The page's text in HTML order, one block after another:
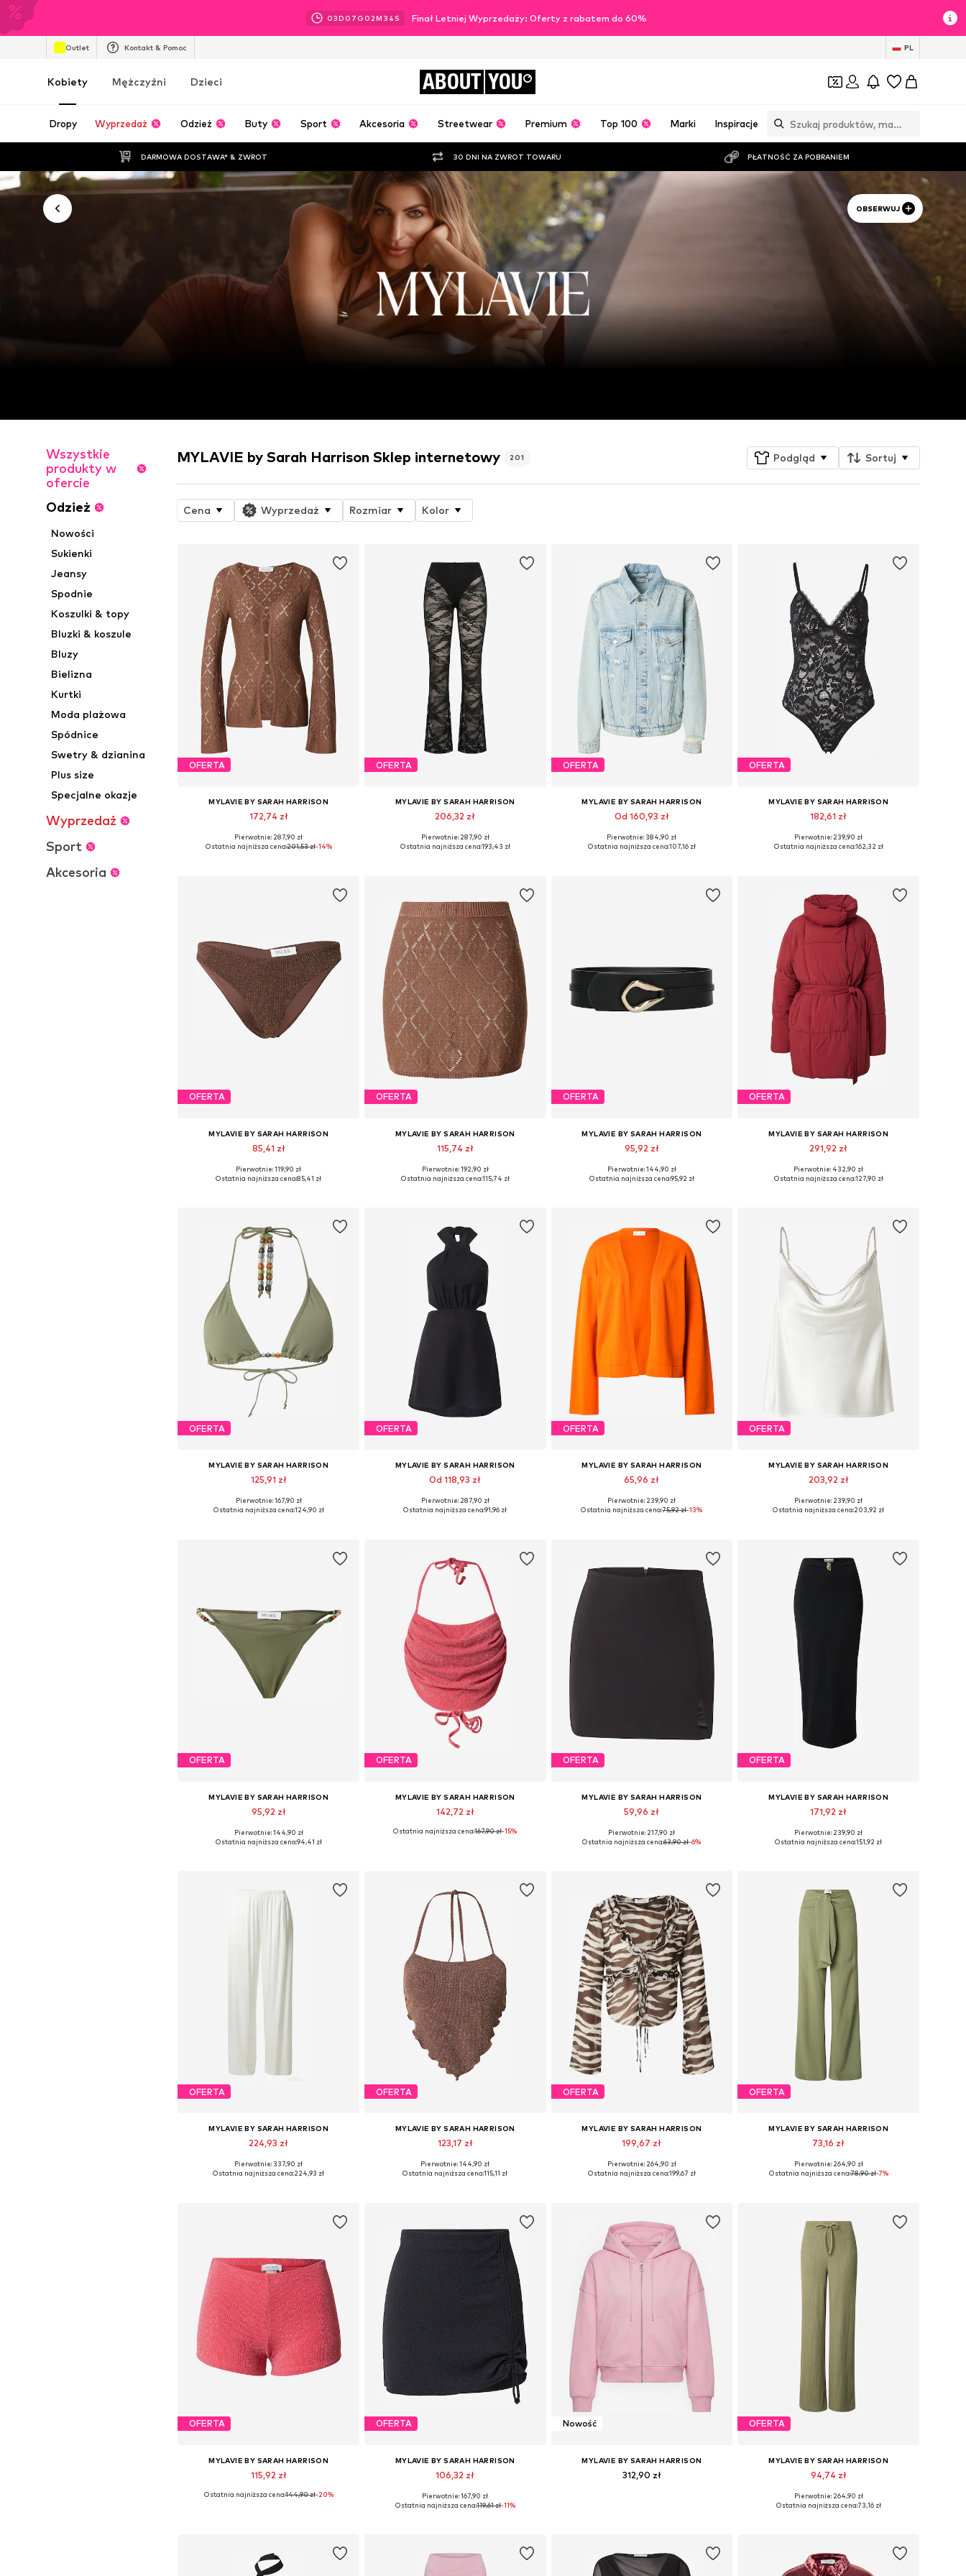
03D 07 G 02M 32 S Finał Letniej Wyprzedaży: Oferty z rabatem do 60%
Outlet Kontakt & Pomoc PL
Kobiety Mężczyźni Dzieci ABOUT YOU
Dropy Wyprzedaż Odzież Buty Sport Akcesoria Streetwear Premium Top 100 Marki Inspiracje
DARMOWA DOSTAWA* & ZWROT 30 DNI NA ZWROT TOWARU PŁATNOŚĆ ZA POBRANIEM
OBSERWUJ
Wszystkie
produkty w
ofercie
Odzież
Nowości
Sukienki
Jeansy
Spodnie
Koszulki & topy
Bluzki & koszule
Bluzy
Bielizna
Kurtki
Moda plażowa
Spódnice
Swetry & dzianina
Plus size
Specjalne okazje
Wyprzedaż
Sport
Akcesoria
MYLAVIE by Sarah Harrison Sklep internetowy 201 Podgląd Sortuj
Cena Wyprzedaż Rozmiar Kolor
OFERTA
MYLAVIE BY SARAH HARRISON
172,74 zł
Dostępne rozmiary: XS, S, M, L, XL
Pierwotnie: 287,90 zł
Ostatnia najniższa cena:201,53 zł-14%
OFERTA
MYLAVIE BY SARAH HARRISON
206,32 zł
Dostępne rozmiary: 36, 38, 40, 42
Pierwotnie: 287,90 zł
Ostatnia najniższa cena:193,43 zł
OFERTA
MYLAVIE BY SARAH HARRISON
Od 160,93 zł
Dostępne rozmiary: XS, XS-S, S
Pierwotnie: 384,90 zł
Ostatnia najniższa cena:107,16 zł
OFERTA
MYLAVIE BY SARAH HARRISON
182,61 zł
Dostępne rozmiary: XS, S, M, L, XL, XXL
Pierwotnie: 239,90 zł
Ostatnia najniższa cena:162,32 zł
OFERTA
MYLAVIE BY SARAH HARRISON
85,41 zł
Dostępne rozmiary: XS, S, M, L, XL
Pierwotnie: 119,90 zł
Ostatnia najniższa cena:85,41 zł
OFERTA
MYLAVIE BY SARAH HARRISON
115,74 zł
Dostępne rozmiary: 34, 36, 38, 40, 42
Pierwotnie: 192,90 zł
Ostatnia najniższa cena:115,74 zł
OFERTA
MYLAVIE BY SARAH HARRISON
95,92 zł
Dostępne rozmiary: 75-95
Pierwotnie: 144,90 zł
Ostatnia najniższa cena:95,92 zł
OFERTA
MYLAVIE BY SARAH HARRISON
291,92 zł
Dostępne rozmiary: XS, S, M, L, XL
Pierwotnie: 432,90 zł
Ostatnia najniższa cena:127,90 zł
OFERTA
MYLAVIE BY SARAH HARRISON
125,91 zł
Dostępne rozmiary: 70, 75, 80, 90, 100
Pierwotnie: 167,90 zł
Ostatnia najniższa cena:124,90 zł
OFERTA
MYLAVIE BY SARAH HARRISON
Od 118,93 zł
Dostępne rozmiary: 36, 38, 40, 42
Pierwotnie: 287,90 zł
Ostatnia najniższa cena:91,96 zł
OFERTA
MYLAVIE BY SARAH HARRISON
65,96 zł
Dostępne rozmiary: XS, S, M, L
Pierwotnie: 239,90 zł
Ostatnia najniższa cena:75,92 zł-13%
OFERTA
MYLAVIE BY SARAH HARRISON
203,92 zł
Dostępne rozmiary: S, M, L, XL
Pierwotnie: 239,90 zł
Ostatnia najniższa cena:203,92 zł
OFERTA
MYLAVIE BY SARAH HARRISON
95,92 zł
Dostępne rozmiary: S, M, L, XL
Pierwotnie: 144,90 zł
Ostatnia najniższa cena:94,41 zł
OFERTA
MYLAVIE BY SARAH HARRISON
142,72 zł
Dostępne rozmiary: 75, 80, 90
Ostatnia najniższa cena:167,90 zł-15%
OFERTA
MYLAVIE BY SARAH HARRISON
59,96 zł
Dostępne rozmiary: 36, 38, 40, 42, 44
Pierwotnie: 217,90 zł
Ostatnia najniższa cena:63,90 zł-6%
OFERTA
MYLAVIE BY SARAH HARRISON
171,92 zł
Dostępne rozmiary: 36, 38, 40, 42
Pierwotnie: 239,90 zł
Ostatnia najniższa cena:151,92 zł
OFERTA
MYLAVIE BY SARAH HARRISON
224,93 zł
Dostępne rozmiary: 36, 38, 40, 42, 44
Pierwotnie: 337,90 zł
Ostatnia najniższa cena:224,93 zł
OFERTA
MYLAVIE BY SARAH HARRISON
123,17 zł
Dostępne rozmiary: 70, 75, 80, 90
Pierwotnie: 144,90 zł
Ostatnia najniższa cena:115,11 zł
OFERTA
MYLAVIE BY SARAH HARRISON
199,67 zł
Dostępne rozmiary: XS, S, M, L, XL, XXL
Pierwotnie: 264,90 zł
Ostatnia najniższa cena:199,67 zł
OFERTA
MYLAVIE BY SARAH HARRISON
73,16 zł
Dostępne rozmiary: 34, 36, 38, 40, 42, 44
Pierwotnie: 264,90 zł
Ostatnia najniższa cena:78,90 zł-7%
OFERTA
MYLAVIE BY SARAH HARRISON
115,92 zł
Dostępne rozmiary: S, M, L, XL
Ostatnia najniższa cena:144,90 zł-20%
OFERTA
MYLAVIE BY SARAH HARRISON
106,32 zł
Dostępne rozmiary: 36, 38, 40
Pierwotnie: 167,90 zł
Ostatnia najniższa cena:119,61 zł-11%
Nowość
MYLAVIE BY SARAH HARRISON
312,90 zł
OFERTA
MYLAVIE BY SARAH HARRISON
94,74 zł
Dostępne rozmiary: 34, 36, 38, 40, 42
Pierwotnie: 264,90 zł
Ostatnia najniższa cena:73,16 zł